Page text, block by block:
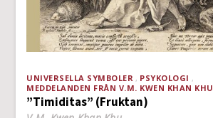
UNIVERSELLA SYMBOLER
PSYKOLOGI
MEDDELANDEN FRÅN V.M. KWEN KHAN KHU
”Timiditas” (Fruktan)